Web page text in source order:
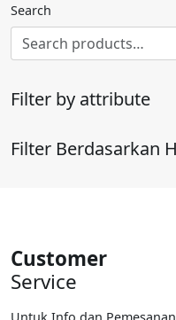
Search
Filter by attribute
Filter Berdasarkan
Customer
Service
Untuk Info dan